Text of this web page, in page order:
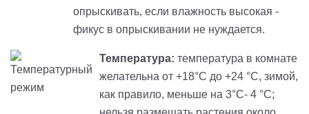
опрыскивать, если влажность высокая -
фикус в опрыскивании не нуждается.
Температура: температура в комнате
желательна от +18°С до +24 °С, зимой,
как правило, меньше на 3°С- 4 °С;